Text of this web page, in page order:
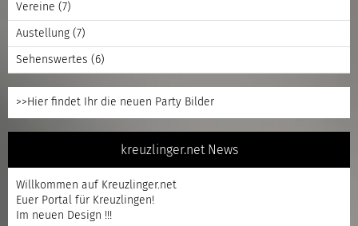
Vereine (7)
Austellung (7)
Sehenswertes (6)
>>Hier findet Ihr die neuen Party Bilder
kreuzlinger.net News
Willkommen auf Kreuzlinger.net
Euer Portal für Kreuzlingen!
Im neuen Design !!!